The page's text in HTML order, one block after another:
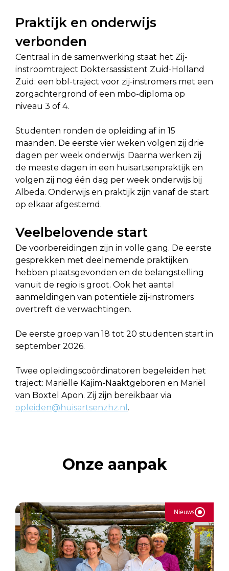
Praktijk en onderwijs
verbonden
Centraal in de samenwerking staat het Zij-
instroomtraject Doktersassistent Zuid-Holland
Zuid: een bbl-traject voor zij-instromers met een
zorgachtergrond of een mbo-diploma op
niveau 3 of 4.
Studenten ronden de opleiding af in 15
maanden. De eerste vier weken volgen zij drie
dagen per week onderwijs. Daarna werken zij
de meeste dagen in een huisartsenpraktijk en
volgen zij nog één dag per week onderwijs bij
Albeda. Onderwijs en praktijk zijn vanaf de start
op elkaar afgestemd.
Veelbelovende start
De voorbereidingen zijn in volle gang. De eerste
gesprekken met deelnemende praktijken
hebben plaatsgevonden en de belangstelling
vanuit de regio is groot. Ook het aantal
aanmeldingen van potentiële zij-instromers
overtreft de verwachtingen.
De eerste groep van 18 tot 20 studenten start in
september 2026.
Twee opleidingscoördinatoren begeleiden het
traject: Mariëlle Kajim-Naaktgeboren en Mariël
van Boxtel Apon. Zij zijn bereikbaar via
opleiden@huisartsenzhz.nl .
Onze aanpak
Nieuws